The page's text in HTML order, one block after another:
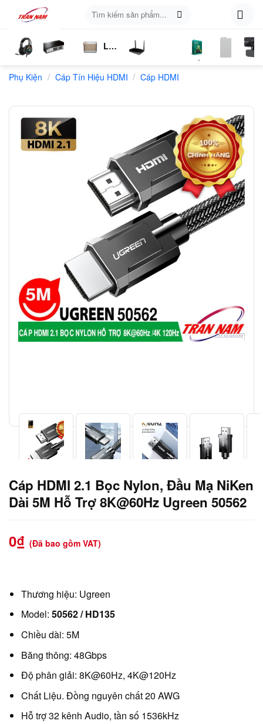
content
kiếm:
Nghe
Chia
Loa
LTE
Sóng
Phần
Phụ Kiện / Cáp Tín Hiệu HDMI / Cáp HDMI
Cáp HDMI 2.1 Bọc Nylon, Đầu Mạ NiKen
Dài 5M Hỗ Trợ 8K@60Hz Ugreen 50562
0₫ (Đã bao gồm VAT)
Thương hiệu: Ugreen
Model: 50562 / HD135
Chiều dài: 5M
Băng thông: 48Gbps
Độ phân giải: 8K@60Hz, 4K@120Hz
Chất Liệu. Đồng nguyên chất 20 AWG
Hỗ trợ 32 kênh Audio, tần số 1536kHz